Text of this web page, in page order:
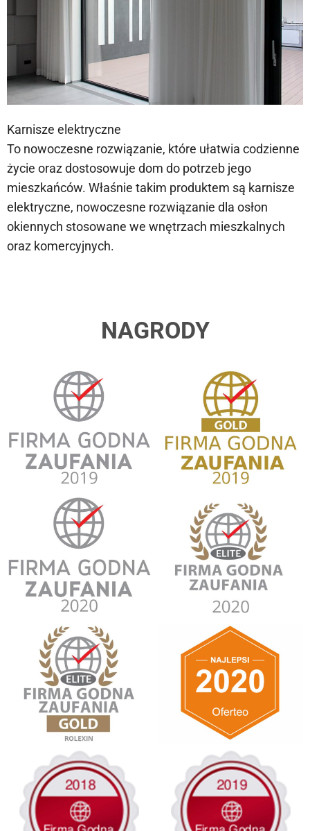
Karnisze elektryczne
To nowoczesne rozwiązanie, które ułatwia codzienne
życie oraz dostosowuje dom do potrzeb jego
mieszkańców. Właśnie takim produktem są karnisze
elektryczne, nowoczesne rozwiązanie dla osłon
okiennych stosowane we wnętrzach mieszkalnych
oraz komercyjnych.
NAGRODY